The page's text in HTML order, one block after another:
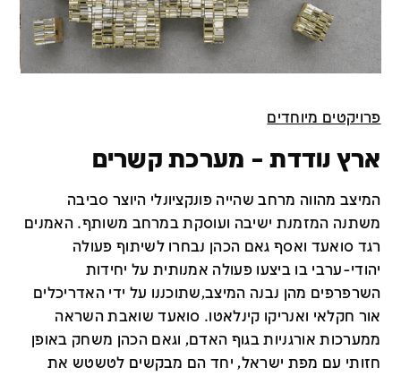
פרויקטים מיוחדים
ארץ נודדת – מערכת קשרים
המיצב מהווה מרחב שהייה פונקציונלי היוצר סביבה
משתנה המזמנת ישיבה ועוסקת במרחב משותף. האמנים
רגד סואעד ואסף גאם הכהן נבחרו לשיתוף פעולה
יהודי-ערבי בו ביצעו פעולה אמנותית על יחידות
השרפרפים מהן נבנה המיצב,שתוכננו על ידי האדריכלים
אור חקלאי ואנריקו קינלאטו. סואעד שואבת השראה
ממערכות אורגניות בגוף האדם, וגאם הכהן משחק באופן
חזותי עם מפת ישראל, יחד הם מבקשים לטשטש את